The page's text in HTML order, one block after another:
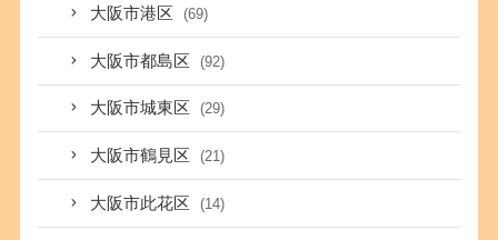
大阪市港区 (69)
大阪市都島区 (92)
大阪市城東区 (29)
大阪市鶴見区 (21)
大阪市此花区 (14)